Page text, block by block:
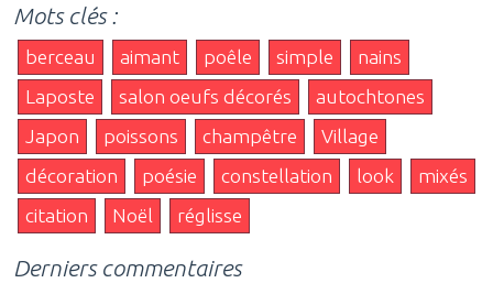
Mots clés :
berceau aimant poêle simple
nains
Laposte
salon oeufs décorés
autochtones
Japon
poissons champêtre
Village
décoration
poésie constellation look
mixés
citation
Noël réglisse
Derniers commentaires